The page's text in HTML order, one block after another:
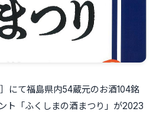
にて福島県内54蔵元のお酒104銘
ト「ふくしまの酒まつり」が2023